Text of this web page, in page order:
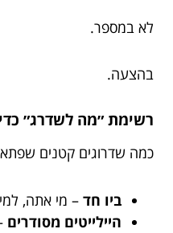
לא במספר.
בהצעה.
רשימת ״מה לשדרג״
כמה שדרוגים קטנים
ביו חד – מי אתה,
היילייטים מסודרים